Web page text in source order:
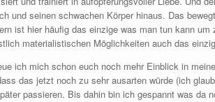
und seinen schwachen Körper hinaus. Das
ist hier häufig das einzige was man tun kann
materialistischen Möglichkeiten auch das
ich mich schon euch noch mehr Einblick in
das jetzt noch zu sehr ausarten würde (ich
passieren. Bis dahin bin ich gespannt was da